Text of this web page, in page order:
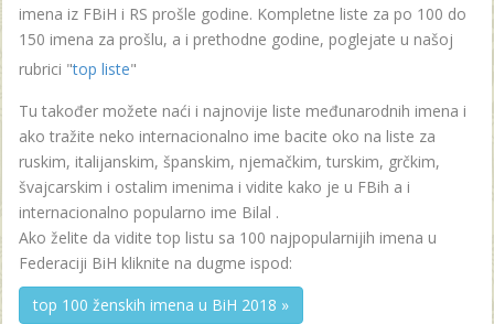
imena iz FBiH i RS prošle godine. Kompletne liste za po 100 do
150 imena za prošlu, a i prethodne godine, poglejate u našoj
rubrici "top liste"
Tu također možete naći i najnovije liste međunarodnih imena i
ako tražite neko internacionalno ime bacite oko na liste za
ruskim, italijanskim, španskim, njemačkim, turskim, grčkim,
švajcarskim i ostalim imenima i vidite kako je u FBih a i
internacionalno popularno ime Bilal .
Ako želite da vidite top listu sa 100 najpopularnijih imena u
Federaciji BiH kliknite na dugme ispod:
top 100 ženskih imena u BiH 2018 »